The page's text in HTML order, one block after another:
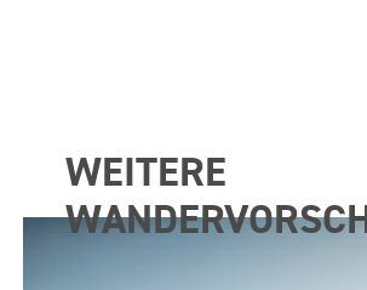
WEITERE